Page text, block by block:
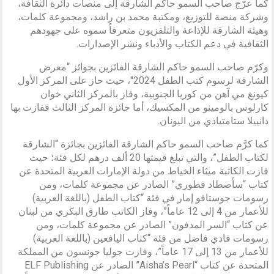
كما عرّج صاحب السمو حاكم الشارقة إلى منصات دائرة الثقافة،
وشركة منصة للتوزيع، ومكتبة محمد بن راشد، ومجموعة كلمات،
وهيئة الشارقة للإذاعة والتلفزيون متعرفاً سموه على جهودهم
الثقافية في دعم الكتاب والأدباء ونشر الإصدارات.
وكرّم صاحب السمو حاكم الشارقة الفائزين بجوائز “معرض
الشارقة لرسوم كتب الطفل 2024″، حيث حاز على المركز الأول
كيونغ مي آهن من كوريا الجنوبية، وفاز بالمركز الثاني خوان
كارلوس بالومينو من المكسيك، أما جائزة المركز الثالث ففازت بها
دانييلا ستامتياذي من اليونان.
كما كرَّم صاحب السمو حاكم الشارقة الفائزين بجائزة “الشارقة
لكتاب الطفل”، والتي تبلغ قيمتها 20 ألف درهم لكل فئة؛ حيث
فازت الكاتبة ميثاء الخياط من دولة الإمارات العربية المتحدة عن
كتاب “سأصطاد فطوري” الصادر عن مجموعة كلمات، ومن
رسومات جوستافو إمار في فئة “كتاب الطفل (باللغة العربية)
للأعمار من 4 إلى 12 عاماً”، وفاز الكاتب طارق البكري من لبنان
عن كتاب “السر المدفون” الصادر عن مجموعة كلمات، ومن
رسومات فادي فاضل من فئة “كتاب اليافعين (باللغة العربية)
للأعمار من 13 إلى 17 عاماً”، وفازت جوليا جونسون من المملكة
المتحدة عن كتاب “Aisha’s Pearl” الصادر عن ELF Publishing